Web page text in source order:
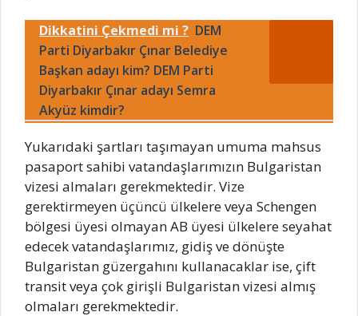
Dikkatini Çekmedi mi ? DEM
Parti Diyarbakır Çınar Belediye
Başkan adayı kim? DEM Parti
Diyarbakır Çınar adayı Semra
Akyüz kimdir?
Yukarıdaki şartları taşımayan umuma mahsus
pasaport sahibi vatandaşlarımızın Bulgaristan
vizesi almaları gerekmektedir. Vize
gerektirmeyen üçüncü ülkelere veya Schengen
bölgesi üyesi olmayan AB üyesi ülkelere seyahat
edecek vatandaşlarımız, gidiş ve dönüşte
Bulgaristan güzergahını kullanacaklar ise, çift
transit veya çok girişli Bulgaristan vizesi almış
olmaları gerekmektedir.